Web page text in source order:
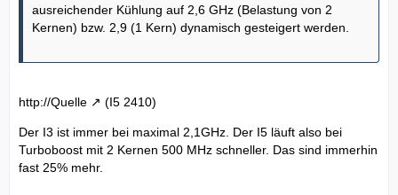
ausreichender Kühlung auf 2,6 GHz (Belastung von 2
Kernen) bzw. 2,9 (1 Kern) dynamisch gesteigert werden.
http://Quelle (I5 2410)
Der I3 ist immer bei maximal 2,1GHz. Der I5 läuft also bei
Turboboost mit 2 Kernen 500 MHz schneller. Das sind immerhin
fast 25% mehr.